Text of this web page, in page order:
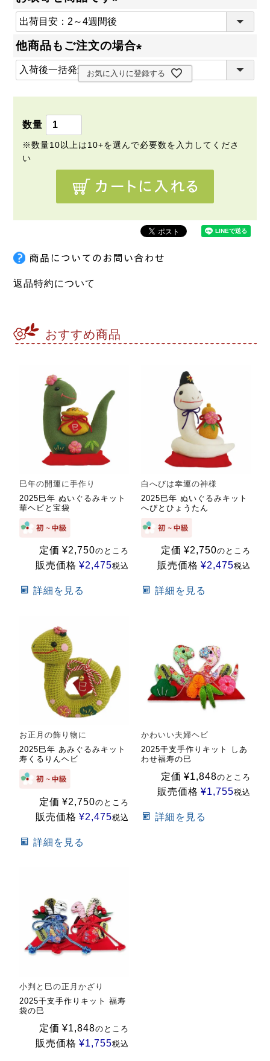
(
必
)
他商品もご注文の場合
(
お気に入りに登録する
返品特約について
おすすめ商品
巳年の開運に手作り
2025巳年 ぬいぐるみキット
華ヘビと宝袋
定価 ¥2,750のところ
販売価格 ¥2,475税込
詳細を見る
白へびは幸運の神様
2025巳年 ぬいぐるみキット
へびとひょうたん
定価 ¥2,750のところ
販売価格 ¥2,475税込
詳細を見る
お正月の飾り物に
2025巳年 あみぐるみキット
寿くるりんヘビ
定価 ¥2,750のところ
販売価格 ¥2,475税込
詳細を見る
かわいい夫婦ヘビ
2025干支手作りキット しあ
わせ福寿の巳
定価 ¥1,848のところ
販売価格 ¥1,755税込
詳細を見る
小判と巳の正月かざり
2025干支手作りキット 福寿
袋の巳
定価 ¥1,848のところ
販売価格 ¥1,755税込